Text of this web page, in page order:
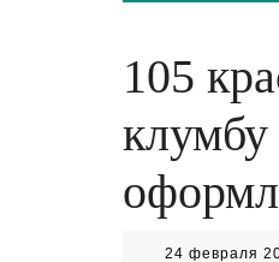
105
24 февраля